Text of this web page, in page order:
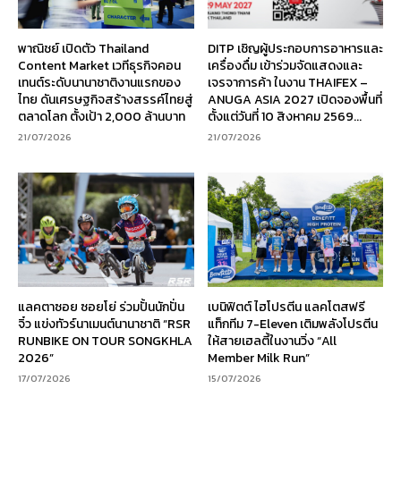
พาณิชย์ เปิดตัว Thailand
Content Market เวทีธุรกิจคอน
เทนต์ระดับนานาชาติงานแรกของ
ไทย ดันเศรษฐกิจสร้างสรรค์ไทยสู่
ตลาดโลก ตั้งเป้า 2,000 ล้านบาท
21/07/2026
DITP เชิญผู้ประกอบการอาหารและ
เครื่องดื่ม เข้าร่วมจัดแสดงและ
เจรจาการค้า ในงาน THAIFEX –
ANUGA ASIA 2027 เปิดจองพื้นที่
ตั้งแต่วันที่ 10 สิงหาคม 2569...
21/07/2026
แลคตาซอย ซอยโย่ ร่วมปั้นนักปั่น
จิ๋ว แข่งทัวร์นาเมนต์นานาชาติ “RSR
RUNBIKE ON TOUR SONGKHLA
2026”
17/07/2026
เบนิฟิตต์ ไฮโปรตีน แลคโตสฟรี
แท็กทีม 7-Eleven เติมพลังโปรตีน
ให้สายเฮลตี้ในงานวิ่ง “All
Member Milk Run”
15/07/2026